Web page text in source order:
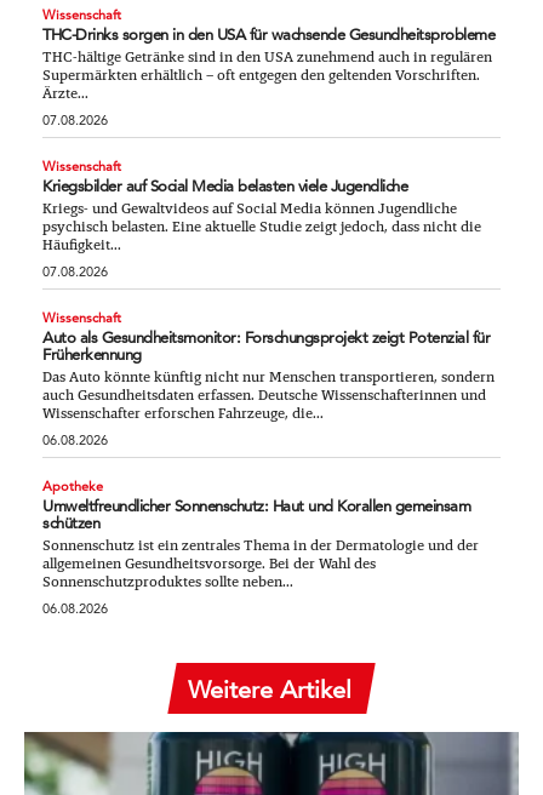
Wissenschaft
THC-Drinks sorgen in den USA für wachsende Gesundheitsprobleme
THC-hältige Getränke sind in den USA zunehmend auch in regulären
Supermärkten erhältlich – oft entgegen den geltenden Vorschriften.
Ärzte...
07.08.2026
Wissenschaft
Kriegsbilder auf Social Media belasten viele Jugendliche
Kriegs- und Gewaltvideos auf Social Media können Jugendliche
psychisch belasten. Eine aktuelle Studie zeigt jedoch, dass nicht die
Häufigkeit...
07.08.2026
Wissenschaft
Auto als Gesundheitsmonitor: Forschungsprojekt zeigt Potenzial für
Früherkennung
Das Auto könnte künftig nicht nur Menschen transportieren, sondern
auch Gesundheitsdaten erfassen. Deutsche Wissenschafterinnen und
Wissenschafter erforschen Fahrzeuge, die...
06.08.2026
Apotheke
Umweltfreundlicher Sonnenschutz: Haut und Korallen gemeinsam
schützen
Sonnenschutz ist ein zentrales Thema in der Dermatologie und der
allgemeinen Gesundheitsvorsorge. Bei der Wahl des
Sonnenschutzproduktes sollte neben...
06.08.2026
Weitere Artikel